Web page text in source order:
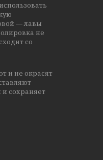
― лавы
не
со
и не окрасят
сохраняет